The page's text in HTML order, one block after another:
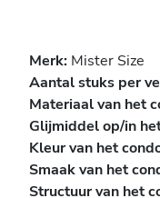
Merk: Mister Size
Aantal stuks per
Materiaal van het
Glijmiddel op/in
Kleur van het
Smaak van het
Structuur van het